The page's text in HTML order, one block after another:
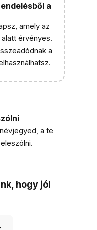
a
amely az
érvényes.
a
a te
hogy jól